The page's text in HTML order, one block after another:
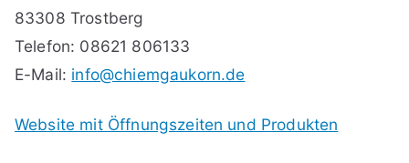
83308 Trostberg
Telefon: 08621 806133
E-Mail: info@chiemgaukorn.de
Website mit Öffnungszeiten und Produkten